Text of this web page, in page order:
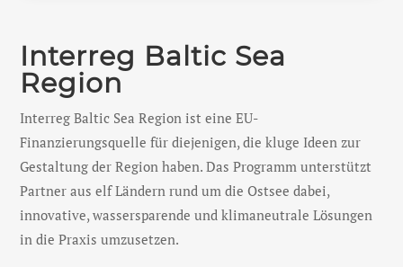
Interreg Baltic Sea
Region
Interreg Baltic Sea Region ist eine EU-
Finanzierungsquelle für diejenigen, die kluge Ideen zur
Gestaltung der Region haben. Das Programm unterstützt
Partner aus elf Ländern rund um die Ostsee dabei,
innovative, wassersparende und klimaneutrale Lösungen
in die Praxis umzusetzen.